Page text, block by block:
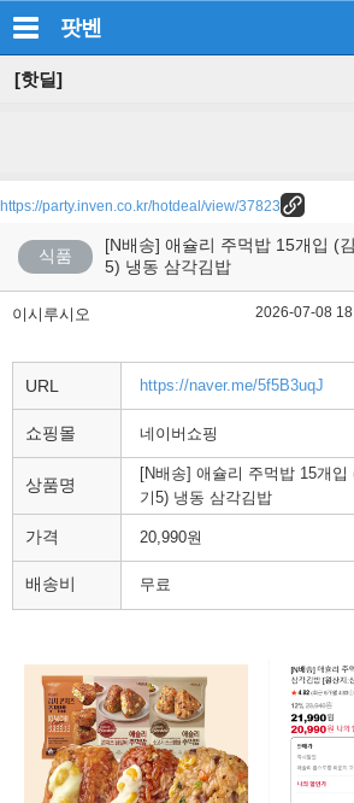
팟벤
[핫딜]
https://party.inven.co.kr/hotdeal/view/37823
식품
[N배송] 애슐리 주먹밥 15개입 (
5) 냉동 삼각김밥
이시루시오 2026-07-08
URL https://naver.me/5f5B3uqJ
쇼핑몰 네이버쇼핑
상품명
[N배송] 애슐리 주먹밥 15개입
기5) 냉동 삼각김밥
가격 20,990원
배송비 무료